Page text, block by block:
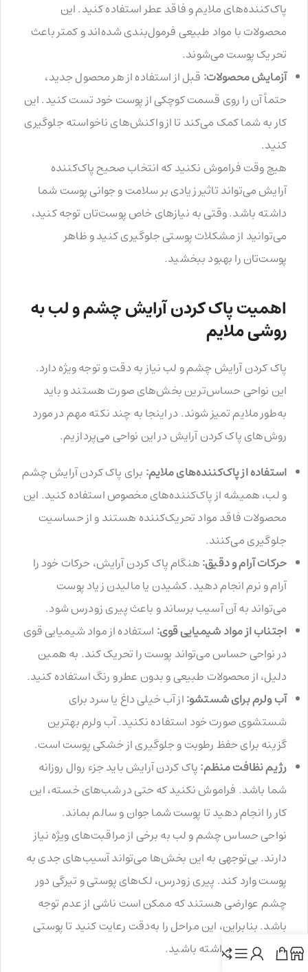
پاک‌کننده‌های ملایم و فاقد عطر استفاده کنید. این
محصولات با مواد طبیعی فرمول‌بندی شده‌اند و کمتر باعث
تحریک پوست می‌شوند.
آزمایش محصولات: قبل از استفاده از هر محصول جدید،
حتماً آن را روی قسمت کوچکی از پوست خود تست کنید. این
کار به شما کمک می‌کند تا از واکنش‌های ناخواسته جلوگیری
کنید.
هیچ وقت فراموش نکنید که انتخاب صحیح پاک‌کننده
آرایش می‌تواند تاثیر زیادی بر سلامت و جوانی پوست شما
داشته باشد. وقتی به نیازهای خاص پوست‌تان توجه کنید،
می‌توانید از مشکلات پوستی جلوگیری کنید و ظاهر
پوست‌تان را بهبود ببخشید.
اهمیت پاک کردن آرایش چشم و لب به
روشی ملایم
پاک کردن آرایش چشم و لب نیاز به دقت و توجه ویژه دارد.
این نواحی حساس‌ترین بخش‌های صورت هستند و باید
به‌طور ملایم تمیز شوند. در اینجا به چند نکته مهم در مورد
روش‌های پاک کردن آرایش در این نواحی می‌پردازیم.
استفاده از پاک‌کننده‌های ملایم: برای پاک کردن آرایش چشم
و لب، همیشه از پاک‌کننده‌های مخصوص استفاده کنید. این
محصولات فاقد مواد تحریک‌کننده هستند و از حساسیت
جلوگیری می‌کنند.
حرکات آرام و دقیق:هنگام پاک کردن آرایش، حرکات خود را
آرام و نرم انجام دهید. کشیدن یا مالیدن زیاد پوست
می‌تواند به آن آسیب برساند و باعث پیری زودرس شود.
اجتناب از مواد شیمیایی قوی: استفاده از مواد شیمیایی قوی
در نواحی حساس می‌تواند پوست را تحریک کند. به همین
دلیل، از محصولات طبیعی و بدون عطر و رنگ استفاده کنید.
آب ولرم برای شستشو:از آب خیلی داغ یا سرد برای
شستشوی صورت خود استفاده نکنید. آب ولرم بهترین
گزینه برای حفظ رطوبت و جلوگیری از خشکی پوست است.
رژیم نظافت منظم:پاک کردن آرایش باید جزء روال روزانه
شما باشد. فراموش نکنید که حتی در شب‌های خسته، این
کار را انجام دهید تا پوست شما جوان و سالم بماند.
نواحی حساس چشم و لب به برخی از مراقبت‌های ویژه نیاز
دارند. بی‌توجهی به این بخش‌ها می‌تواند آسیب‌های جدی به
پوست وارد کند. پیری زودرس، لک‌های پوستی و تیرگی دور
چشم عوارضی هستند که ممکن است ناشی از عدم توجه
باشد. بنابراین، این مراحل را به‌دقت رعایت کنید تا پوستی
جوان و سالم داشته باشید.